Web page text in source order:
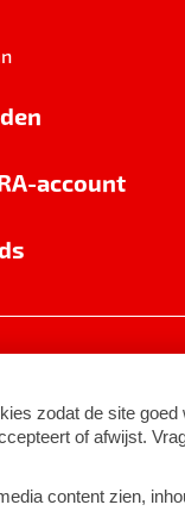
account
2026BNNVARA